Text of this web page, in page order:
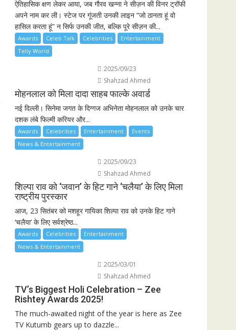
ऐतिहासिक क्षण लेकर आया, जब गौरव खन्ना ने सीज़न की विनर ट्रॉफी
अपने नाम कर ली। स्टेज पर गूंजती उनकी लाइन “जो ठानता हूं वो
हासिल करता हूं” न सिर्फ उनकी जीत, बल्कि पूरे सीज़न की...
Awards Celeb Talk Celebrities
Entertainment
Telly World
2025/09/23
Shahzad Ahmed
मोहनलाल को मिला दादा साहब फाल्के अवार्ड
नई दिल्ली। सिनेमा जगत के दिग्गज अभिनेता मोहनलाल को उनके चार
दशक लंबे फिल्मी करियर और...
Awards Celebrities Entertainment
Events
News & Entertainment
2025/09/23
Shahzad Ahmed
शिल्पा राव को ‘जवान’ के हिट गाने ‘चलैया’ के लिए मिला
राष्ट्रीय पुरस्कार
आज, 23 सितंबर को मशहूर गायिका शिल्पा राव को उनके हिट गाने
‘चलैया’ के लिए सर्वश्रेष्ठ...
Awards Celebrities
Entertainment
News & Entertainment
2025/03/01
Shahzad Ahmed
TV’s Biggest Holi Celebration – Zee
Rishtey Awards 2025!
The much-awaited night of the year is here as Zee
TV Kutumb gears up to dazzle...